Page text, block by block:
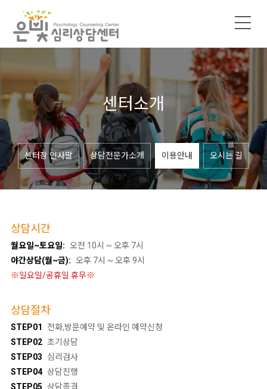
센터소개
센터장 인사말 상담전문가소개 이용안내 오시는 길
상담시간
월요일~토요일: 오전 10시 ~ 오후 7시
야간상담(월~금): 오후 7시 ~ 오후 9시
※일요일/공휴일 휴무※
상담절차
STEP01
전화,방문예약 및 온라인 예약신청
STEP02 초기상담
STEP03
심리검사
STEP04 상담진행
STEP05 상담종결